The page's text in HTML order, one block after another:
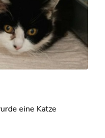
eine Katze